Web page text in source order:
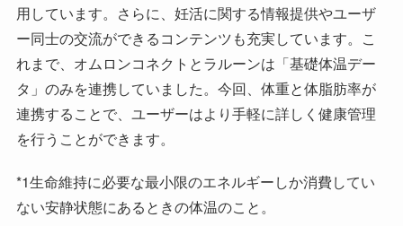
用しています。さらに、妊活に関する情報提供やユーザ
ー同士の交流ができるコンテンツも充実しています。こ
れまで、オムロンコネクトとラルーンは「基礎体温デー
タ」のみを連携していました。今回、体重と体脂肪率が
連携することで、ユーザーはより手軽に詳しく健康管理
を行うことができます。
*1生命維持に必要な最小限のエネルギーしか消費してい
ない安静状態にあるときの体温のこと。